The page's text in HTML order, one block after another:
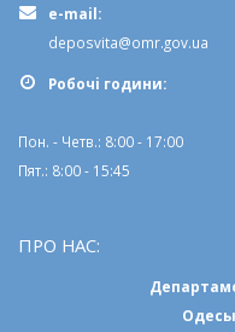
e-mail:
deposvita@omr.gov.ua
Робочi години:
Пон. - Четв.: 8:00 - 17:00
Пят.: 8:00 - 15:45
ПРО НАС: